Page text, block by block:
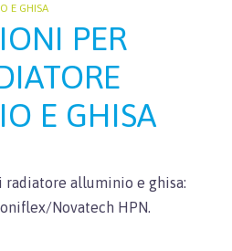
E GHISA
PER
E GHISA
radiatore alluminio e ghisa:
Novatech HPN.